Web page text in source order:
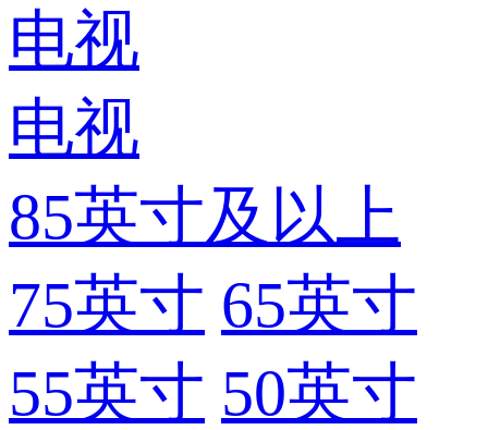
电视
电视
85英寸及以上
75英寸 65英寸
55英寸 50英寸